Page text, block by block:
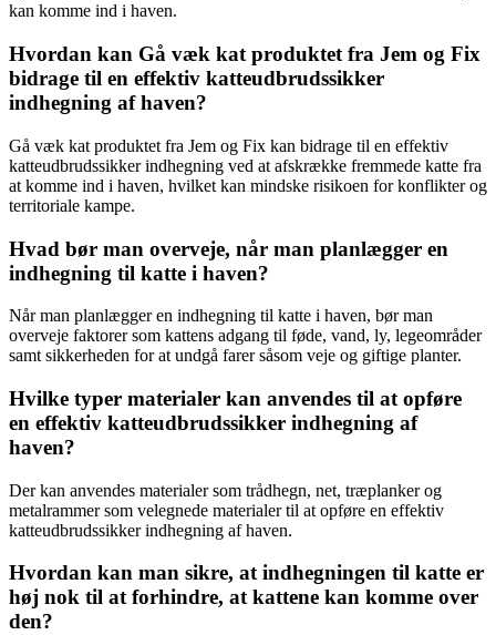
kan komme ind i haven.
Hvordan kan Gå væk kat produktet fra Jem og Fix
bidrage til en effektiv katteudbrudssikker
indhegning af haven?
Gå væk kat produktet fra Jem og Fix kan bidrage til en effektiv
katteudbrudssikker indhegning ved at afskrække fremmede katte fra
at komme ind i haven, hvilket kan mindske risikoen for konflikter og
territoriale kampe.
Hvad bør man overveje, når man planlægger en
indhegning til katte i haven?
Når man planlægger en indhegning til katte i haven, bør man
overveje faktorer som kattens adgang til føde, vand, ly, legeområder
samt sikkerheden for at undgå farer såsom veje og giftige planter.
Hvilke typer materialer kan anvendes til at opføre
en effektiv katteudbrudssikker indhegning af
haven?
Der kan anvendes materialer som trådhegn, net, træplanker og
metalrammer som velegnede materialer til at opføre en effektiv
katteudbrudssikker indhegning af haven.
Hvordan kan man sikre, at indhegningen til katte er
høj nok til at forhindre, at kattene kan komme over
den?